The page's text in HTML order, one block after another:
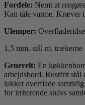
Fordele: Nemt at
Kan tåle varme. Kræver
Ulemper:
1,5 mm. stål m. trækerne
Generelt: En
arbejdsbord. Rustfrit stål
lukket overflade
for irriterende snavs